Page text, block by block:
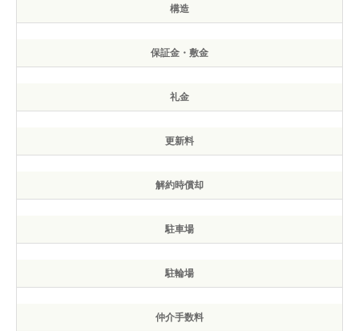
構造
保証金・敷金
礼金
更新料
解約時償却
駐車場
駐輪場
仲介手数料